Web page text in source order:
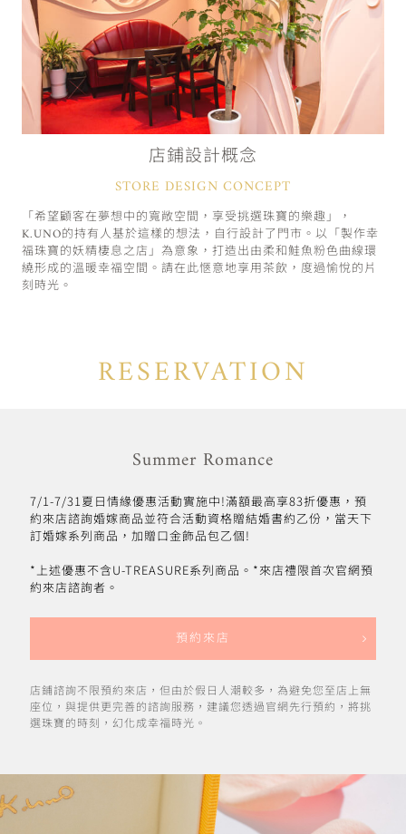
店鋪設計概念
STORE DESIGN CONCEPT
「希望顧客在夢想中的寬敞空間，享受挑選珠寶的樂趣」，
K.UNO的持有人基於這樣的想法，自行設計了門市。以「製作幸
福珠寶的妖精棲息之店」為意象，打造出由柔和鮭魚粉色曲線環
繞形成的溫暖幸福空間。請在此愜意地享用茶飲，度過愉悅的片
刻時光。
RESERVATION
Summer Romance
7/1-7/31夏日情緣優惠活動實施中!滿額最高享83折優惠，預
約來店諮詢婚嫁商品並符合活動資格贈結婚書約乙份，當天下
訂婚嫁系列商品，加贈口金飾品包乙個!
*上述優惠不含U-TREASURE系列商品。*來店禮限首次官網預
約來店諮詢者。
預約來店
店鋪諮詢不限預約來店，但由於假日人潮較多，為避免您至店上無
座位，與提供更完善的諮詢服務，建議您透過官網先行預約，將挑
選珠寶的時刻，幻化成幸福時光。